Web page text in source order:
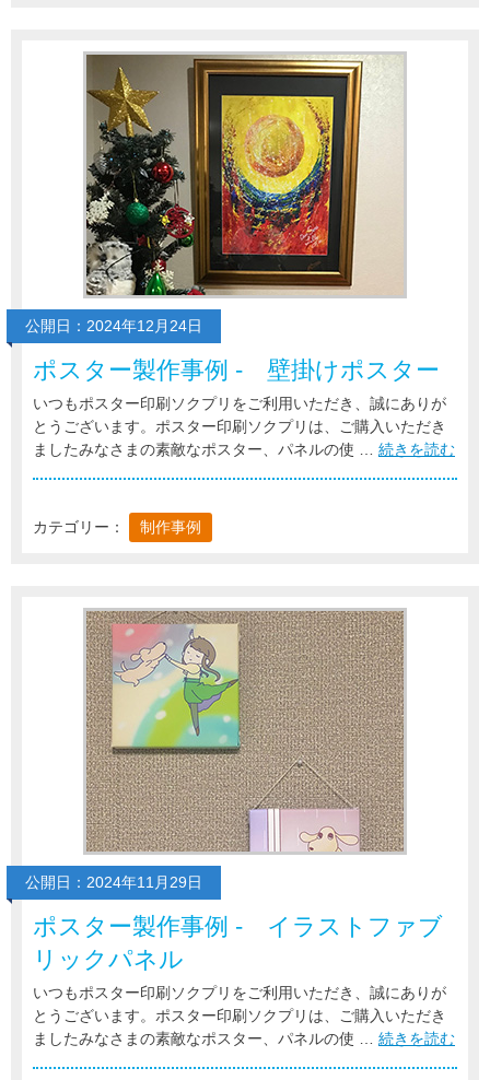
公開日：2024年12月24日
ポスター製作事例 - 壁掛けポスター
いつもポスター印刷ソクプリをご利用いただき、誠にありが
とうございます。ポスター印刷ソクプリは、ご購入いただき
ましたみなさまの素敵なポスター、パネルの使 … 続きを読む
カテゴリー： 制作事例
公開日：2024年11月29日
ポスター製作事例 - イラストファブ
リックパネル
いつもポスター印刷ソクプリをご利用いただき、誠にありが
とうございます。ポスター印刷ソクプリは、ご購入いただき
ましたみなさまの素敵なポスター、パネルの使 … 続きを読む